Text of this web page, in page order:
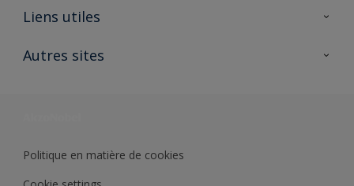
A propos de Sikkens
Liens utiles
Ouvrir un magasin PASS
Autres sites
Politique en matière de cookies